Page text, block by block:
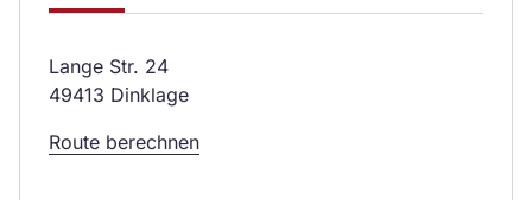
Lange Str. 24
49413 Dinklage
Route berechnen